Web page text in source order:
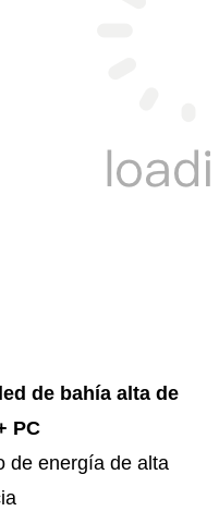
de bahía alta de
PC
de energía de alta